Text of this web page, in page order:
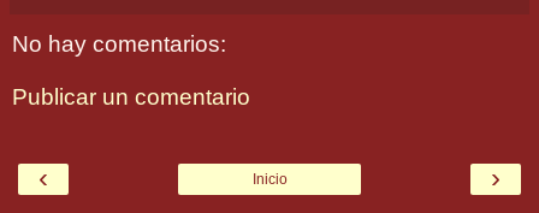
No hay comentarios:
Publicar un comentario
‹ ›
Inicio